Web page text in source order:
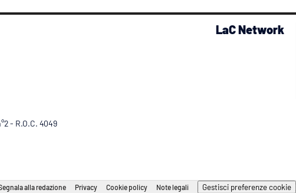
LaC Network
- R.O.C. 4049
alla redazione Privacy Cookie policy Note legali Gestisci preferenze cookie